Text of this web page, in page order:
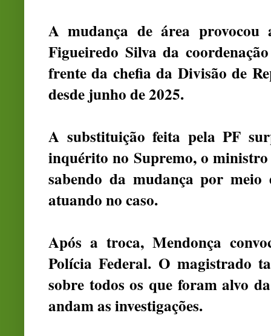
A mudança de área provocou
Figueiredo Silva da
frente da chefia da Divisão de
desde junho de 2025.
A substituição feita pela PF
inquérito no Supremo, o
sabendo da mudança por meio
atuando no caso.
Após a troca, Mendonça
Polícia Federal. O magistrado
sobre todos os que foram alvo
andam as investigações.